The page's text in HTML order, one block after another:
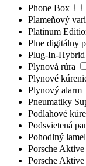
Phone Box
Plameňový
Platinum
Plne digitálny
Plug-In-Hybrid
Plynová rúra
Plynové
Plynový alarm
Pneumatiky
Podlahové
Podsvietená
Pohodlný
Porsche
Porsche